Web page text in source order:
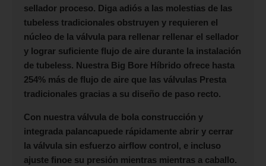
sellador proceso. Diga adiós a las molestias de las
tubeless tradicionales obstruyen y requieren el
núcleo de la válvula para rellenar rellenar el sellador
y lograr suficiente flujo de aire durante la instalación
de tubeless. Nuestra Big Bore Híbrido ofrece hasta
254% más de flujo de aire que las válvulas Presta
tradicionales gracias a su diseño de paso recto.
Con nuestra válvula de bola construcción y
integrada palancapuede rápidamente abrir y cerrar
la válvula sin esfuerzo airflow control, e incluso
ajuste finoe su presión mientras mientras a caballo.